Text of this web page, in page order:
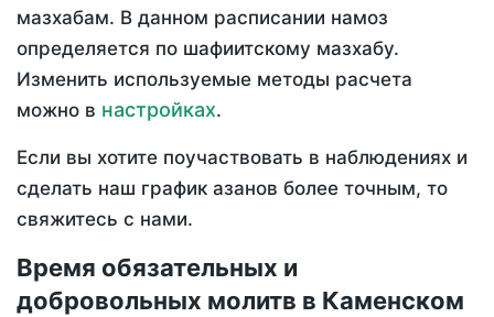
мазхабам. В данном расписании намоз
определяется по шафиитскому мазхабу.
Изменить используемые методы расчета
можно в настройках.
Если вы хотите поучаствовать в наблюдениях и
сделать наш график азанов более точным, то
свяжитесь с нами.
Время обязательных и
добровольных молитв в Каменском